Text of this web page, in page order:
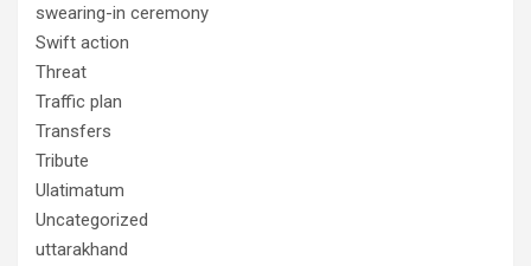
swearing-in ceremony
Swift action
Threat
Traffic plan
Transfers
Tribute
Ulatimatum
Uncategorized
uttarakhand